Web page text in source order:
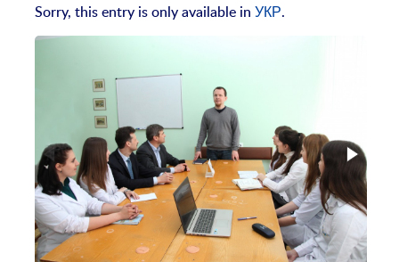
Sorry, this entry is only available inУКР.